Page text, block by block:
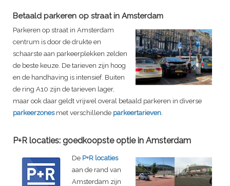
Betaald parkeren op straat in Amsterdam
Parkeren op straat in Amsterdam
centrum is door de drukte en
schaarste aan parkeerplekken zelden
de beste keuze. De tarieven zijn hoog
en de handhaving is intensief. Buiten
de ring A10 zijn de tarieven lager,
maar ook daar geldt vrijwel overal betaald parkeren in diverse
parkeerzonesmet verschillende parkeertarieven
P+R locaties: goedkoopste optie in Amsterdam
De P+R locaties
aan de rand van
Amsterdam zijn